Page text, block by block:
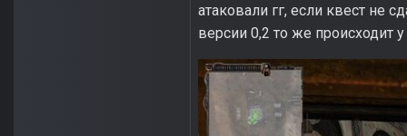
атаковали гг, если квест не
версии 0,2 то же происходит